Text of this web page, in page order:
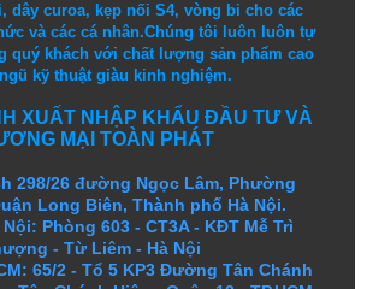
, dây curoa, kẹp nối S4, vòng bi cho các
và các cá nhân.Chúng tôi luôn luôn tự
quý khách với chất lượng sảnphẩm cao
kỹ thuậtgiàu kinh nghiệm.
XUẤT NHẬP KHẨU ĐẦU TƯ VÀ
MẠI TOÀN PHÁT
298/26 đường Ngọc Lâm, Phường
Long Biên, Thành phố Hà Nội.
Phòng 603 - CT3A - KĐT Mễ Trì
- Từ Liêm - Hà Nội
65/2 - Tổ 5 KP3 Đường Tân Chánh